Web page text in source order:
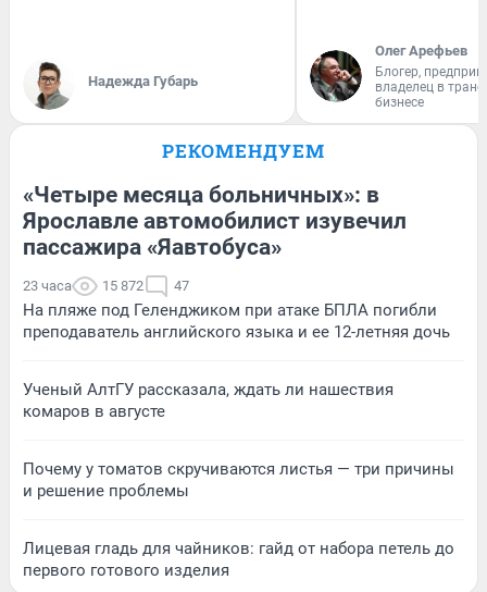
Надежда Губарь
Олег Арефьев
Блогер,
владелец в
бизнесе
РЕКОМЕНДУЕМ
«Четыре месяца больничных»: в
Ярославле автомобилист изувечил
пассажира «Яавтобуса»
23 часа 15 872 47
На пляже под Геленджиком при атаке БПЛА погибли
преподаватель английского языка и ее 12-летняя дочь
Ученый АлтГУ рассказала, ждать ли нашествия
комаров в августе
Почему у томатов скручиваются листья — три причины
и решение проблемы
Лицевая гладь для чайников: гайд от набора петель до
первого готового изделия